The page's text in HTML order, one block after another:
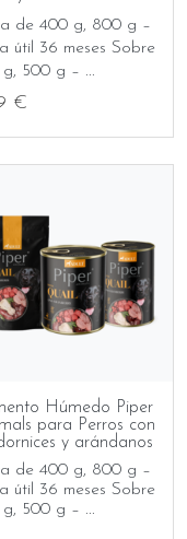
de 400 g, 800 g –
útil 36 meses Sobre
g, 500 g – ...
€
Húmedo Piper
para Perros con
y arándanos
de 400 g, 800 g –
útil 36 meses Sobre
g, 500 g – ...